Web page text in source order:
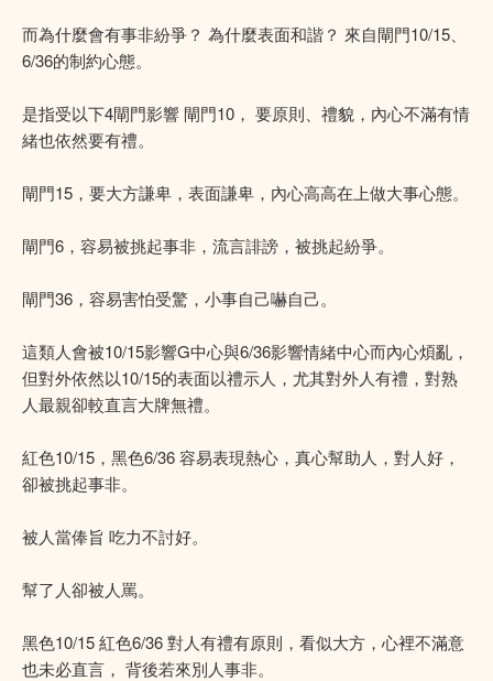
而為什麼會有事非紛爭？ 為什麼表面和諧？ 來自閘門10/15、
6/36的制約心態。
是指受以下4閘門影響 閘門10， 要原則、禮貌，內心不滿有情
緒也依然要有禮。
閘門15，要大方謙卑，表面謙卑，內心高高在上做大事心態。
閘門6，容易被挑起事非，流言誹謗，被挑起紛爭。
閘門36，容易害怕受驚，小事自己嚇自己。
這類人會被10/15影響G中心與6/36影響情緒中心而內心煩亂，
但對外依然以10/15的表面以禮示人，尤其對外人有禮，對熟
人最親卻較直言大牌無禮。
紅色10/15，黑色6/36 容易表現熱心，真心幫助人，對人好，
卻被挑起事非。
被人當俸旨 吃力不討好。
幫了人卻被人罵。
黑色10/15 紅色6/36 對人有禮有原則，看似大方，心裡不滿意
也未必直言， 背後若來別人事非。